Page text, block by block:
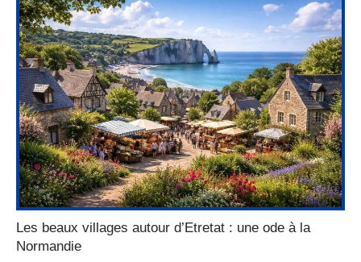
Les beaux villages autour d’Etretat : une ode à la
Normandie